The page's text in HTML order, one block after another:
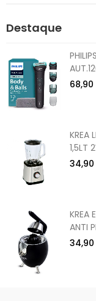
Destaque
KREA
1,5LT
KREA
ANTI